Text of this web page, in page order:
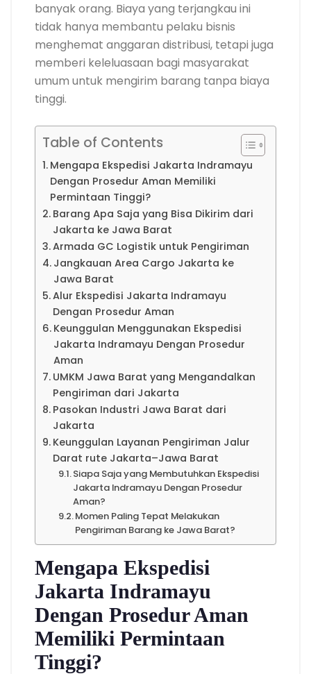
banyak orang. Biaya yang terjangkau ini
tidak hanya membantu pelaku bisnis
menghemat anggaran distribusi, tetapi juga
memberi keleluasaan bagi masyarakat
umum untuk mengirim barang tanpa biaya
tinggi.
Table of Contents
Mengapa Ekspedisi Jakarta Indramayu
Dengan Prosedur Aman Memiliki
Permintaan Tinggi?
Barang Apa Saja yang Bisa Dikirim dari
Jakarta ke Jawa Barat
Armada GC Logistik untuk Pengiriman
Jangkauan Area Cargo Jakarta ke
Jawa Barat
Alur Ekspedisi Jakarta Indramayu
Dengan Prosedur Aman
Keunggulan Menggunakan Ekspedisi
Jakarta Indramayu Dengan Prosedur
Aman
UMKM Jawa Barat yang Mengandalkan
Pengiriman dari Jakarta
Pasokan Industri Jawa Barat dari
Jakarta
Keunggulan Layanan Pengiriman Jalur
Darat rute Jakarta–Jawa Barat
Siapa Saja yang Membutuhkan Ekspedisi
Jakarta Indramayu Dengan Prosedur
Aman?
Momen Paling Tepat Melakukan
Pengiriman Barang ke Jawa Barat?
Mengapa Ekspedisi
Jakarta Indramayu
Dengan Prosedur Aman
Memiliki Permintaan
Tinggi?